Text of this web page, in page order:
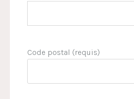
Code postal (requis)